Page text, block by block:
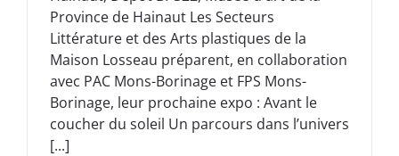
Province de Hainaut Les Secteurs
Littérature et des Arts plastiques de la
Maison Losseau préparent, en collaboration
avec PAC Mons-Borinage et FPS Mons-
Borinage, leur prochaine expo : Avant le
coucher du soleil Un parcours dans l’univers
[...]